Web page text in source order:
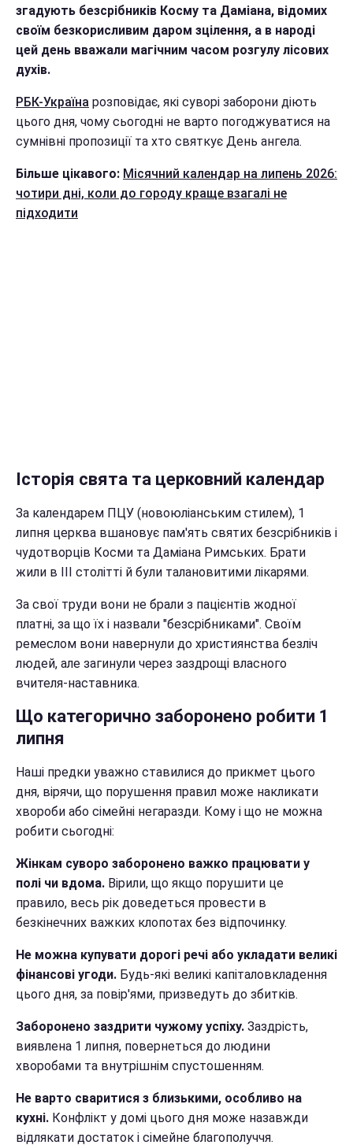
згадують безсрібників Косму та Даміана, відомих
своїм безкорисливим даром зцілення, а в народі
цей день вважали магічним часом розгулу лісових
духів.
РБК-Україна розповідає, які суворі заборони діють
цього дня, чому сьогодні не варто погоджуватися на
сумнівні пропозиції та хто святкує День ангела.
Більше цікавого: Місячний календар на липень 2026:
чотири дні, коли до городу краще взагалі не
підходити
Історія свята та церковний календар
За календарем ПЦУ (новоюліанським стилем), 1
липня церква вшановує пам'ять святих безсрібників і
чудотворців Косми та Даміана Римських. Брати
жили в III столітті й були талановитими лікарями.
За свої труди вони не брали з пацієнтів жодної
платні, за що їх і назвали "безсрібниками". Своїм
ремеслом вони навернули до християнства безліч
людей, але загинули через заздрощі власного
вчителя-наставника.
Що категорично заборонено робити 1
липня
Наші предки уважно ставилися до прикмет цього
дня, вірячи, що порушення правил може накликати
хвороби або сімейні негаразди. Кому і що не можна
робити сьогодні:
Жінкам суворо заборонено важко працювати у
полі чи вдома. Вірили, що якщо порушити це
правило, весь рік доведеться провести в
безкінечних важких клопотах без відпочинку.
Не можна купувати дорогі речі або укладати великі
фінансові угоди. Будь-які великі капіталовкладення
цього дня, за повір'ями, призведуть до збитків.
Заборонено заздрити чужому успіху. Заздрість,
виявлена 1 липня, повернеться до людини
хворобами та внутрішнім спустошенням.
Не варто сваритися з близькими, особливо на
кухні. Конфлікт у домі цього дня може назавжди
відлякати достаток і сімейне благополуччя.